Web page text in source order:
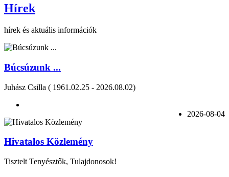
Hírek
hírek és aktuális információk
Búcsúzunk ...
Juhász Csilla ( 1961.02.25 - 2026.08.02)
2026-08-04
Hivatalos Közlemény
Tisztelt Tenyésztők, Tulajdonosok!